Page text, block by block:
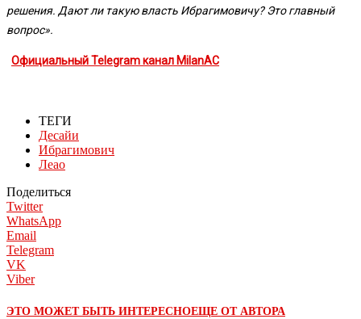
решения. Дают ли такую власть Ибрагимовичу? Это главный
вопрос».
Официальный Telegram канал MilanAC
ТЕГИ
Десайи
Ибрагимович
Леао
Поделиться
Twitter
WhatsApp
Email
Telegram
VK
Viber
ЭТО МОЖЕТ БЫТЬ ИНТЕРЕСНОЕЩЕ ОТ АВТОРА